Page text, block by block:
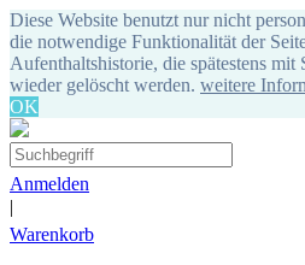
Diese Website benutzt nur nicht
die notwendige Funktionalität der
Aufenthaltshistorie, die spätestens mit
wieder gelöscht werden. weitere
OK
Anmelden
|
Warenkorb